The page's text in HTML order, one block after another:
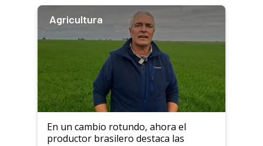
Agricultura
En un cambio rotundo, ahora el
productor brasilero destaca las